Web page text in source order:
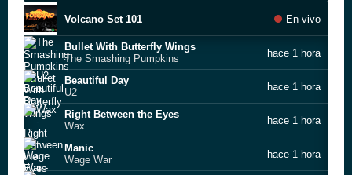
Volcano Set 101 En vivo
Bullet With Butterfly Wings
The Smashing Pumpkins
hace 1 hora
Beautiful Day
U2
hace 1 hora
Right Between the Eyes
Wax
hace 1 hora
Manic
Wage War
hace 1 hora